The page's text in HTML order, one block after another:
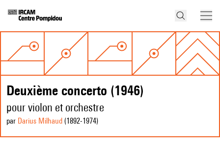
Deuxième concerto (1946)
pour violon et orchestre
par Darius Milhaud (1892-1974)